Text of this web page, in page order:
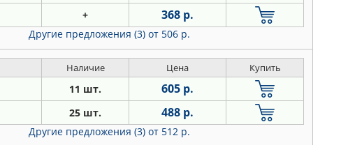
+ 368 р.
Другие предложения (3) от 506 р.
Наличие Цена Купить
11 шт. 605 р.
25 шт. 488 р.
Другие предложения (3) от 512 р.